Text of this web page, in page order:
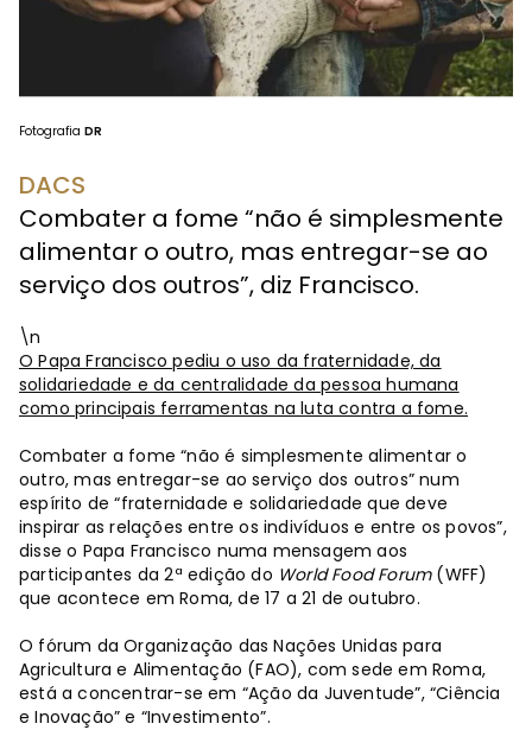
Fotografia DR
DACS
Combater a fome “não é simplesmente
alimentar o outro, mas entregar-se ao
serviço dos outros”, diz Francisco.
\n
O Papa Francisco pediu o uso da fraternidade, da
solidariedade e da centralidade da pessoa humana
como principais ferramentas na luta contra a fome.
Combater a fome “não é simplesmente alimentar o
outro, mas entregar-se ao serviço dos outros” num
espírito de “fraternidade e solidariedade que deve
inspirar as relações entre os indivíduos e entre os povos”,
disse o Papa Francisco numa mensagem aos
participantes da 2ª edição do World Food Forum(WFF)
que acontece em Roma, de 17 a 21 de outubro.
O fórum da Organização das Nações Unidas para
Agricultura e Alimentação (FAO), com sede em Roma,
está a concentrar-se em “Ação da Juventude”, “Ciência
e Inovação” e “Investimento”.